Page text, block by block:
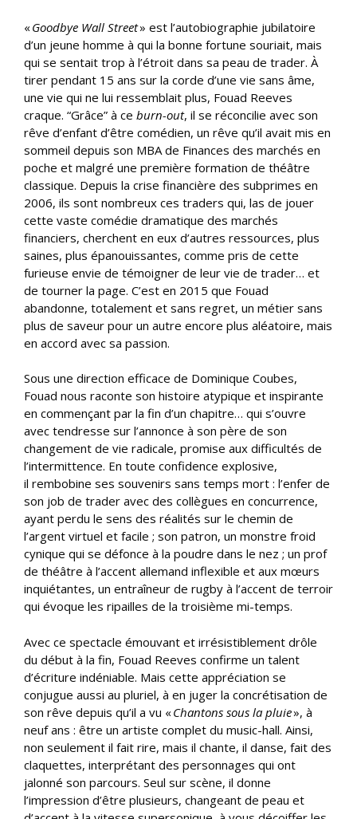
«Goodbye Wall Street» est l’autobiographie jubilatoire
d’un jeune homme à qui la bonne fortune souriait, mais
qui se sentait trop à l’étroit dans sa peau de trader. À
tirer pendant 15 ans sur la corde d’une vie sans âme,
une vie qui ne lui ressemblait plus, Fouad Reeves
craque. “Grâce” à ce burn-out, il se réconcilie avec son
rêve d’enfant d’être comédien, un rêve qu’il avait mis en
sommeil depuis son MBA de Finances des marchés en
poche et malgré une première formation de théâtre
classique. Depuis la crise financière des subprimes en
2006, ils sont nombreux ces traders qui, las de jouer
cette vaste comédie dramatique des marchés
financiers, cherchent en eux d’autres ressources, plus
saines, plus épanouissantes, comme pris de cette
furieuse envie de témoigner de leur vie de trader… et
de tourner la page. C’est en 2015 que Fouad
abandonne, totalement et sans regret, un métier sans
plus de saveur pour un autre encore plus aléatoire, mais
en accord avec sa passion.
Sous une direction efficace de Dominique Coubes,
Fouad nous raconte son histoire atypique et inspirante
en commençant par la fin d’un chapitre… qui s’ouvre
avec tendresse sur l’annonce à son père de son
changement de vie radicale, promise aux difficultés de
l’intermittence. En toute confidence explosive,
il rembobine ses souvenirs sans temps mort : l’enfer de
son job de trader avec des collègues en concurrence,
ayant perdu le sens des réalités sur le chemin de
l’argent virtuel et facile ; son patron, un monstre froid
cynique qui se défonce à la poudre dans le nez ; un prof
de théâtre à l’accent allemand inflexible et aux mœurs
inquiétantes, un entraîneur de rugby à l’accent de terroir
qui évoque les ripailles de la troisième mi-temps.
Avec ce spectacle émouvant et irrésistiblement drôle
du début à la fin, Fouad Reeves confirme un talent
d’écriture indéniable. Mais cette appréciation se
conjugue aussi au pluriel, à en juger la concrétisation de
son rêve depuis qu’il a vu «Chantons sous la pluie», à
neuf ans : être un artiste complet du music-hall. Ainsi,
non seulement il fait rire, mais il chante, il danse, fait des
claquettes, interprétant des personnages qui ont
jalonné son parcours. Seul sur scène, il donne
l’impression d’être plusieurs, changeant de peau et